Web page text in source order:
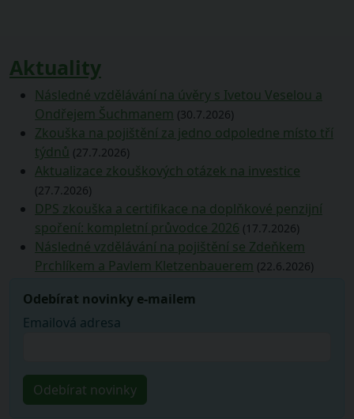
Aktuality
Následné vzdělávání na úvěry s Ivetou Veselou a
Ondřejem Šuchmanem (30.7.2026)
Zkouška na pojištění za jedno odpoledne místo tří
týdnů (27.7.2026)
Aktualizace zkouškových otázek na investice
(27.7.2026)
DPS zkouška a certifikace na doplňkové penzijní
spoření: kompletní průvodce 2026 (17.7.2026)
Následné vzdělávání na pojištění se Zdeňkem
Prchlíkem a Pavlem Kletzenbauerem (22.6.2026)
Odebírat novinky e-mailem
Emailová adresa